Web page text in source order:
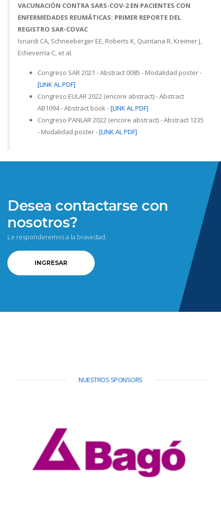
VACUNACIÓN CONTRA SARS-COV-2 EN PACIENTES CON
ENFERMEDADES REUMÁTICAS: PRIMER REPORTE DEL
REGISTRO SAR-COVAC
Isnardi CA, Schneeberger EE, Roberts K, Quintana R, Kreimer J,
Echeverría C, et al.
Congreso SAR 2021 - Abstract 0085 - Modalidad poster -
[LINK AL PDF]
Congreso EULAR 2022 (encore abstract) - Abstract
AB1094 - Abstract book -[LINK AL PDF]
Congreso PANLAR 2022 (encore abstract) - Abstract 1235
- Modalidad poster -[LINK AL PDF]
Desea contactarse con
nosotros?
Le responderemos a la bravedad.
INGRESAR
NUESTROS SPONSORS